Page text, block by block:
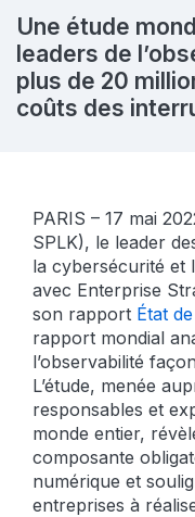
Une étude
leaders de
plus de 20
coûts des
PARIS – 17 mai
SPLK), le leader
la cybersécurité et
avec Enterprise
son rapport État
rapport mondial
l’observabilité
L’étude, menée
responsables et
monde entier,
composante
numérique et
entreprises à